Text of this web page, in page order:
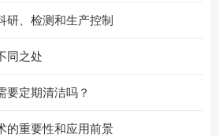
研、检测和生产控制
同之处
要定期清洁吗？
的重要性和应用前景